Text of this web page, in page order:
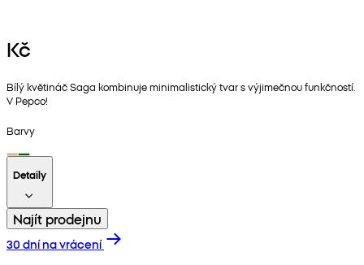
Kč
Bílý květináč Saga kombinuje minimalistický tvar s výjimečnou funkčností.
V Pepco!
Barvy
Detaily
Najít prodejnu
30 dní na vrácení